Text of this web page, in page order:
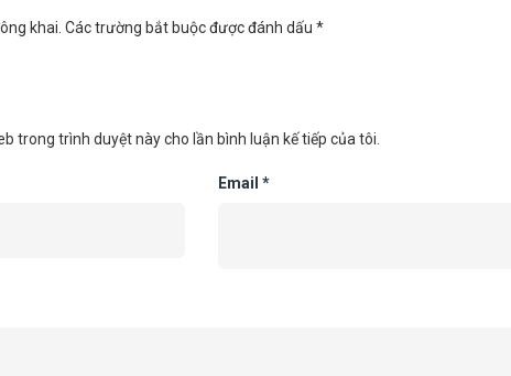
khai. Các trường bắt buộc được đánh dấu *
trong trình duyệt này cho lần bình luận kế tiếp của tôi.
Email *